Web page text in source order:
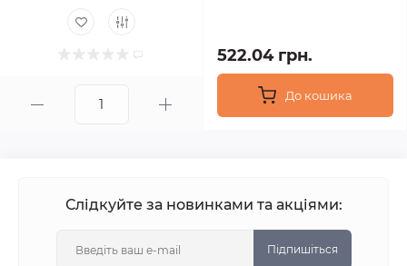
522.04 грн.
До кошика
Слідкуйте за новинками та акціями:
Підпишіться